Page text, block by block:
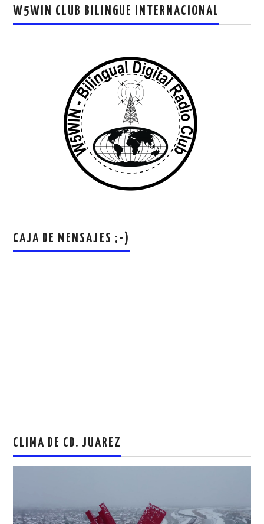
W5WIN CLUB BILINGUE INTERNACIONAL
CAJA DE MENSAJES ;-)
CLIMA DE CD. JUAREZ